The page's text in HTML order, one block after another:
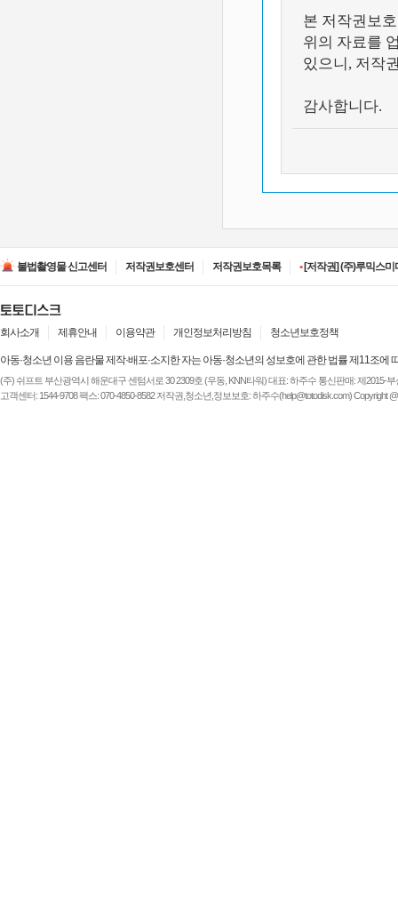
본 저작권보
위의 자료를
있으니, 저작
감사합니다.
불법촬영물 신고센터 저작권보호센터 저작권보호목록
•[저작권] (주)루믹스미
•[저작권] (주)JAYE -
회사소개 제휴안내 이용약관 개인정보처리방침 청소년보호정책
아동·청소년 이용 음란물 제작·배포·소지한 자는 아동·청소년의 성보호에 관한 법률 제11조에
(주) 쉬프트 부산광역시 해운대구 센텀서로 30 2309호 (우동, KNN타워) 대표: 하주수 통신판매: 제2015-
고객센터: 1544-9708 팩스: 070-4850-8582 저작권,청소년,정보보호: 하주수(help@totodisk.com) Copyright